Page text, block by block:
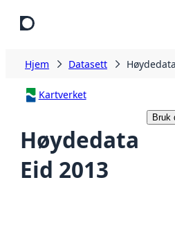
Hjem Datasett
Kartverket
Høydedata
Eid 2013
Bruk